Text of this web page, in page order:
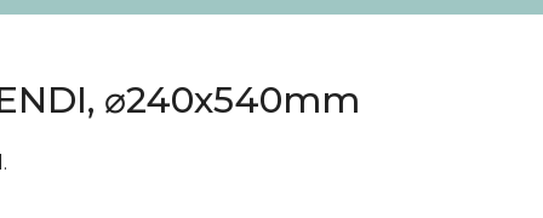
⌀240x540mm